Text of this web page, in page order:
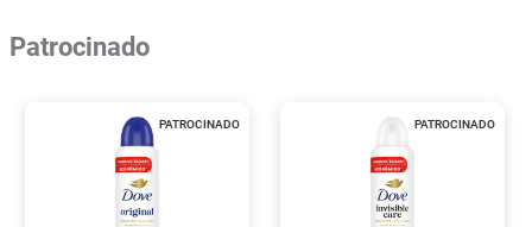
Patrocinado
PATROCINADO PATROCINADO